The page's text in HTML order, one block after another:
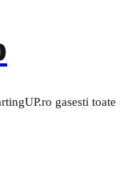
gasesti toate